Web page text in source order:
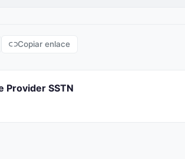
Copiar enlace
Provider SSTN